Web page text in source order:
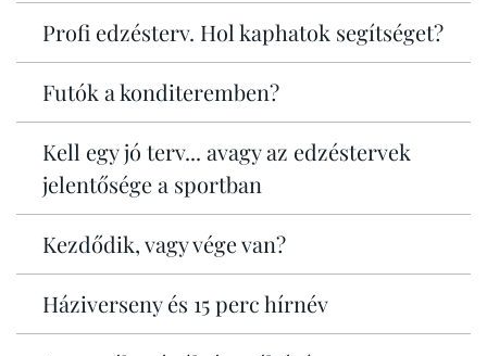
Profi edzésterv. Hol kaphatok segítséget?
Futók a konditeremben?
Kell egy jó terv... avagy az edzéstervek
jelentősége a sportban
Kezdődik, vagy vége van?
Háziverseny és 15 perc hírnév